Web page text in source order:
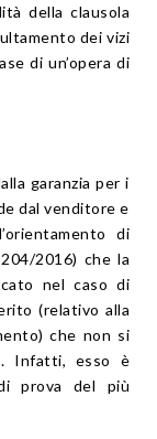
della clausola
dei vizi
di un’opera di
garanzia per i
dal venditore e
di
2016) che la
nel caso di
(relativo alla
che non si
Infatti, esso è
prova del più